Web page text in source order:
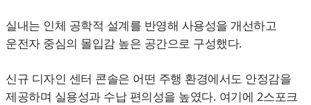
실내는 인체 공학적 설계를 반영해 사용성을 개선하고
운전자 중심의 몰입감 높은 공간으로 구성했다.
신규 디자인 센터 콘솔은 어떤 주행 환경에서도 안정감을
제공하며 실용성과 수납 편의성을 높였다. 여기에 2스포크